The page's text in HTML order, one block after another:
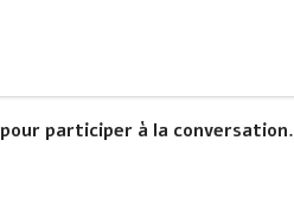
pour participer à la conversation.